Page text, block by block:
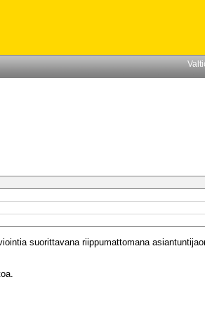
suorittavana riippumattomana